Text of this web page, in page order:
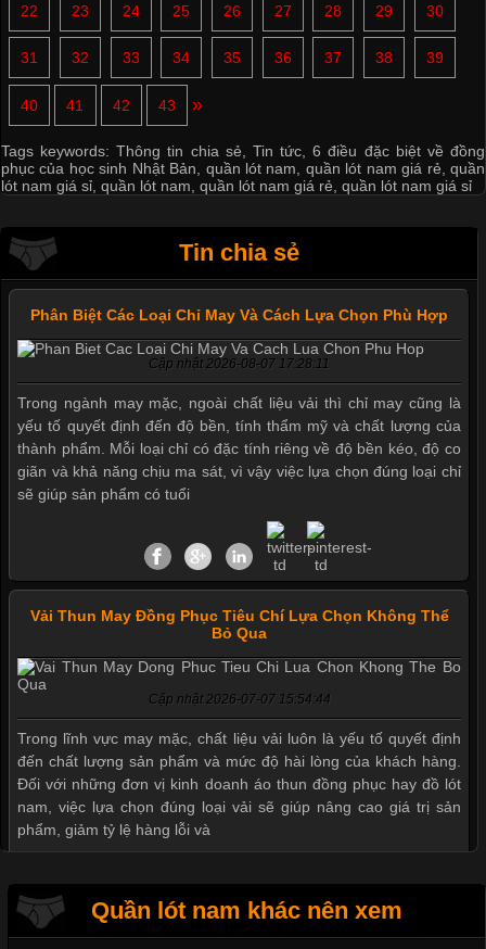
22 23 24 25 26 27 28 29 30
31 32 33 34 35 36 37 38 39
40 41 42 43 »
Tags keywords:Thông tin chia sẻ Tin tức ,6 điều đặc biệt về đồng
phục của học sinh Nhật Bản
quần lót nam quần lót nam giá rẻ ,quần
lót nam giá sỉ quần lót nam quần lót nam giá rẻ quần lót nam giá sỉ
Tin chia sẻ
Phân Biệt Các Loại Chỉ May Và Cách Lựa Chọn Phù Hợp
Cập nhật 2026-08-07 17:28:11
Trong ngành may mặc, ngoài chất liệu vải thì chỉ may cũng là
yếu tố quyết định đến độ bền, tính thẩm mỹ và chất lượng của
thành phẩm. Mỗi loại chỉ có đặc tính riêng về độ bền kéo, độ co
giãn và khả năng chịu ma sát, vì vậy việc lựa chọn đúng loại chỉ
sẽ giúp sản phẩm có tuổi
Vải Thun May Đồng Phục Tiêu Chí Lựa Chọn Không Thể
Bỏ Qua
Cập nhật 2026-07-07 15:54:44
Trong lĩnh vực may mặc, chất liệu vải luôn là yếu tố quyết định
đến chất lượng sản phẩm và mức độ hài lòng của khách hàng.
Đối với những đơn vị kinh doanh áo thun đồng phục hay đồ lót
nam, việc lựa chọn đúng loại vải sẽ giúp nâng cao giá trị sản
phẩm, giảm tỷ lệ hàng lỗi và
Quần lót nam khác nên xem
Mẫu quần short quần lót nam nữ hè thu 2017
Thị hiều quần lót nam bơi lội nam và nữ 2017
Xu hướng thời trang trẻ và quần lót nam giá sỉ
Giặt và bảo quản quần lót nam đúng cách